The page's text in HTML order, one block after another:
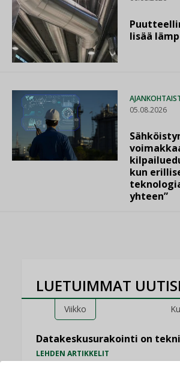
lisää
05.08.2026
kun
yhteen”
LUETUIMMAT
Viikko
Datakeskusurakointi on
LEHDEN ARTIKKELIT